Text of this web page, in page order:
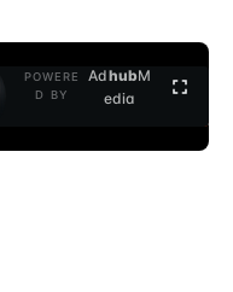
POWERE
D BY
AdhubM
edia